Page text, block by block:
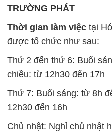
TRƯỜNG PHÁT
Thời gian làm việc tại
được tổ chức như sau:
Thứ 2 đến thứ 6: Buổi
chiều: từ 12h30 đến 17h
Thứ 7: Buổi sáng: từ 8h
12h30 đến 16h
Chủ nhật: Nghỉ chủ nhật